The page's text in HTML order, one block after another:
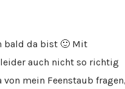
bald da bist 🙂 Mit
auch nicht so richtig
mein Feenstaub